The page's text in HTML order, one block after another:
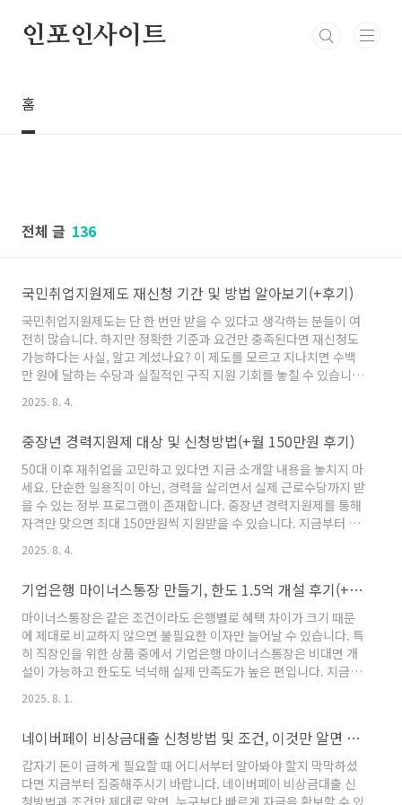
인포인사이트
홈
전체 글 136
국민취업지원제도 재신청 기간 및 방법 알아보기(+후기)
국민취업지원제도는 단 한 번만 받을 수 있다고 생각하는 분들이 여
전히 많습니다. 하지만 정확한 기준과 요건만 충족된다면 재신청도
가능하다는 사실, 알고 계셨나요? 이 제도를 모르고 지나치면 수백
만 원에 달하는 수당과 실질적인 구직 지원 기회를 놓칠 수 있습니
리고 실제 후기까지 상세히 알려드리겠습니다. 👇자세한 내용 및 즉
정리(+3년 후기) - 치어풀24"국민취업지원제도는 한 번만 신청할
수 있는 거 아니었어?"라고 알고 계신 분들이 많습니다. 자칫 지원
혜택을 놓칠 수 있는 만큼 이번 글 꼭 알아두시기 바랍니다. 지금부
터 국민취업지원제도cheerful24.com 모르면 손해 ..
2025. 8. 4.
중장년 경력지원제 대상 및 신청방법(+월 150만원 후기)
50대 이후 재취업을 고민하고 있다면 지금 소개할 내용을 놓치지 마
세요. 단순한 일용직이 아닌, 경력을 살리면서 실제 근로수당까지 받
을 수 있는 정부 프로그램이 존재합니다. 중장년 경력지원제를 통해
자격만 맞으면 최대 150만원씩 지원받을 수 있습니다. 지금부터 중
드리겠습니다. 👇자세한 내용 및 즉시 신청하기 중장년 경력지원제
데 취업자리가 없어 막막하신가요? 일용직이라도 해야하나 걱정이
신가요? 이럴 때 정부지원을 받으면 됩니다. 지금부터 중장년 경력
지원제 신청방법 및 월 150만원 지원 받는 방법을cheerful24.com
모르면 손해 보는 정보 중장년 경력지원제란?중..
2025. 8. 4.
기업은행 마이너스통장 만들기, 한도 1.5억 개설 후기(+자격)
마이너스통장은 같은 조건이라도 은행별로 혜택 차이가 크기 때문
에 제대로 비교하지 않으면 불필요한 이자만 늘어날 수 있습니다. 특
히 직장인을 위한 상품 중에서 기업은행 마이너스통장은 비대면 개
설이 가능하고 한도도 넉넉해 실제 만족도가 높은 편입니다. 지금부
금리, 연장 방법, 그리고 실제 개설 후기를 자세히 알려드리겠습니
│최대 한도 1.5억 개설 조건(+연장) - 치어풀24마통은 대출 중에서
도 조건 차이가 큰 상품입니다. 잘못 선택했다가는 불필요한 이자를
지출하게 됩니다. 지금부터 만족도 높은 비대면 기업은행 마이너스
통장 만들기, 최대 한도 1.5억 개설 조cheerful24...
2025. 8. 1.
네이버페이 비상금대출 신청방법 및 조건, 이것만 알면 급전 끝!
갑자기 돈이 급하게 필요할 때 어디서부터 알아봐야 할지 막막하셨
다면 지금부터 집중해주시기 바랍니다. 네이버페이 비상금대출 신
청방법과 조건만 제대로 알면, 누구보다 빠르게 자금을 확보할 수 있